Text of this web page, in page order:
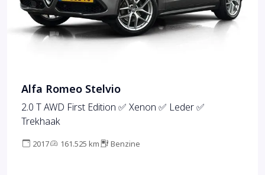
Alfa Romeo Stelvio
2.0 T AWD First Edition ✅ Xenon ✅ Leder ✅
Trekhaak
2017 161.525 km Benzine